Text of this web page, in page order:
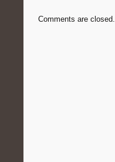
Comments are closed.